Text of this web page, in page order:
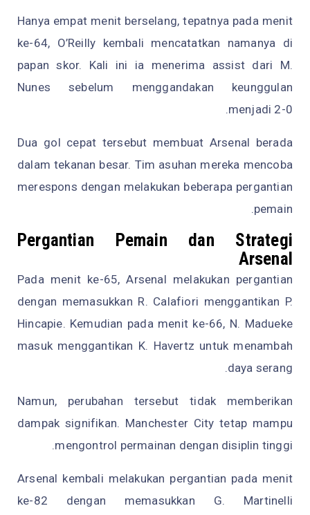
Hanya empat menit berselang, tepatnya pada menit
ke-64, O’Reilly kembali mencatatkan namanya di
papan skor. Kali ini ia menerima assist dari M.
Nunes sebelum menggandakan keunggulan
menjadi 2-0.
Dua gol cepat tersebut membuat Arsenal berada
dalam tekanan besar. Tim asuhan mereka mencoba
merespons dengan melakukan beberapa pergantian
pemain.
Pergantian Pemain dan Strategi
Arsenal
Pada menit ke-65, Arsenal melakukan pergantian
dengan memasukkan R. Calafiori menggantikan P.
Hincapie. Kemudian pada menit ke-66, N. Madueke
masuk menggantikan K. Havertz untuk menambah
daya serang.
Namun, perubahan tersebut tidak memberikan
dampak signifikan. Manchester City tetap mampu
mengontrol permainan dengan disiplin tinggi.
Arsenal kembali melakukan pergantian pada menit
ke-82 dengan memasukkan G. Martinelli